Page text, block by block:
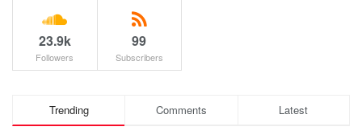
23.9k
Followers
99
Subscribers
Trending Comments Latest